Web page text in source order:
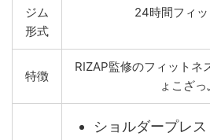
ジム
形式
24時間フィ
特徴
RIZAP監修のフィットネ
ょこざっ
ショルダープレス